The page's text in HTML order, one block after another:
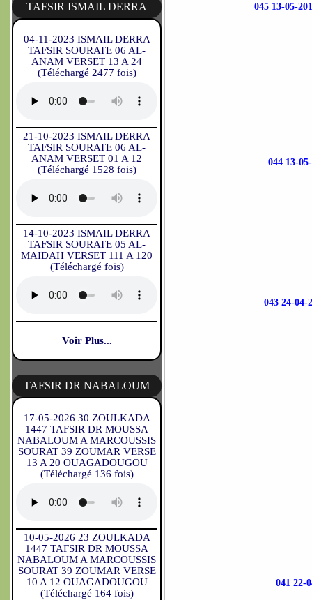
TAFSIR ISMAIL DERRA
04-11-2023 ISMAIL DERRA
TAFSIR SOURATE 06 AL-
ANAM VERSET 13 A 24
(Téléchargé 2477 fois)
21-10-2023 ISMAIL DERRA
TAFSIR SOURATE 06 AL-
ANAM VERSET 01 A 12
(Téléchargé 1528 fois)
14-10-2023 ISMAIL DERRA
TAFSIR SOURATE 05 AL-
MAIDAH VERSET 111 A 120
(Téléchargé fois)
Voir Plus...
TAFSIR DR NABALOUM
17-05-2026 30 ZOULKADA
1447 TAFSIR DR MOUSSA
NABALOUM A MARCOUSSIS
SOURAT 39 ZOUMAR VERSE
13 A 20 OUAGADOUGOU
(Téléchargé 136 fois)
10-05-2026 23 ZOULKADA
1447 TAFSIR DR MOUSSA
NABALOUM A MARCOUSSIS
SOURAT 39 ZOUMAR VERSE
10 A 12 OUAGADOUGOU
(Téléchargé 164 fois)
045 13-05-
044 13-
043 24-
041 22-